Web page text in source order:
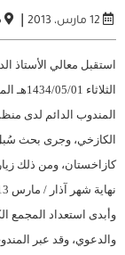
12 مارس، 2013 |
استقبل معالي الأستاذ
المندوب الدائم لدى
الكازخي، وجرى بحث
كازاخستان، ومن ذلك
وأبدى استعداد المجمع
والدعوي، وقد عبر